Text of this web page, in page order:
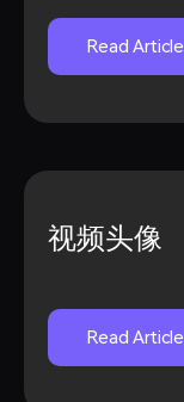
Read Article
视频头像
Read Article